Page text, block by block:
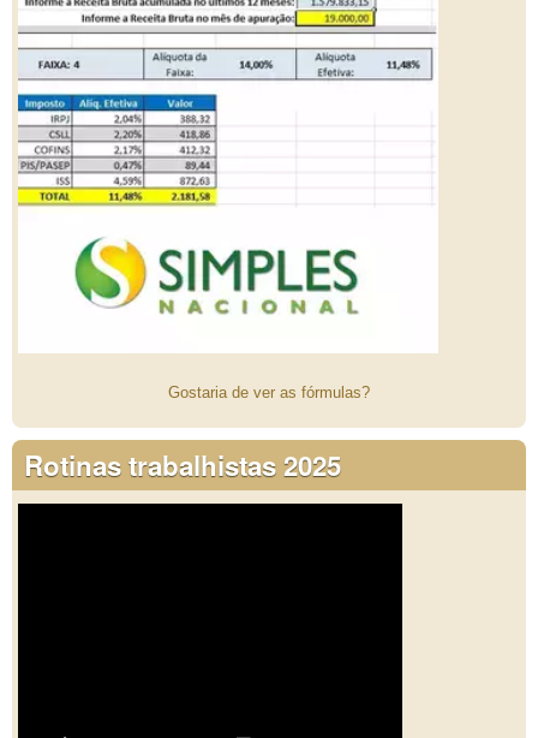
Gostaria de ver as fórmulas?
Rotinas trabalhistas 2025